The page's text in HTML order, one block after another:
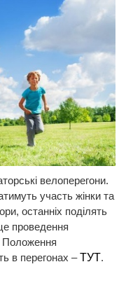
велоперегони.
участь жінки та
останніх поділять
проведення
Положення
в перегонах –ТУТ.